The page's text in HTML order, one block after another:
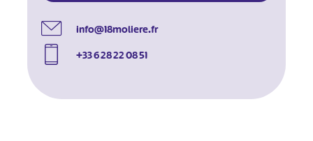
info@18moliere.fr
+33 6 28 22 08 51